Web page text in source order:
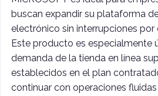
buscan expandir su plataforma
electrónico sin interrupciones
Este producto es especialmente
demanda de la tienda en línea
establecidos en el plan
continuar con operaciones